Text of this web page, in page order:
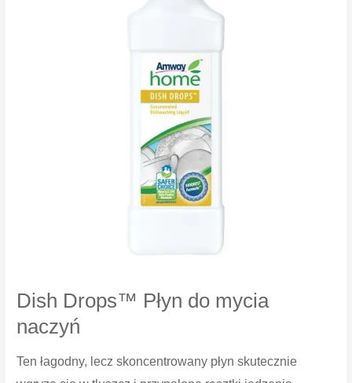
czyszczący
Dish Drops™ Płyn do mycia
naczyń
Ten łagodny, lecz skoncentrowany płyn skutecznie